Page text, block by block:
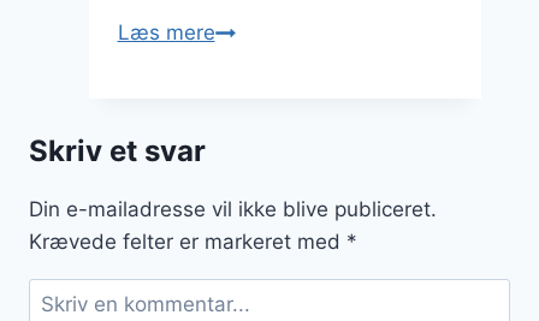
Læs mereKiksekage
Skriv et svar
Din e-mailadresse vil ikke blive publiceret.
Krævede felter er markeret med *